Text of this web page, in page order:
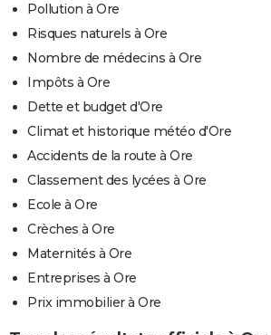
Pollution à Ore
Risques naturels à Ore
Nombre de médecins à Ore
Impôts à Ore
Dette et budget d'Ore
Climat et historique météo d'Ore
Accidents de la route à Ore
Classement des lycées à Ore
Ecole à Ore
Crèches à Ore
Maternités à Ore
Entreprises à Ore
Prix immobilier à Ore